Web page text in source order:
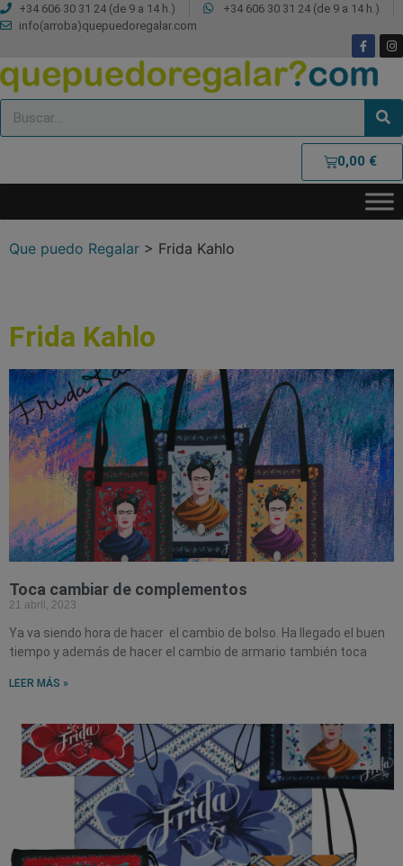
+34 606 30 31 24 (de 9 a 14 h.)
+34 606 30 31 24 (de 9 a 14 h.)
info(arroba)quepuedoregalar.com
0,00 €
Que puedo Regalar > Frida Kahlo
Frida Kahlo
Toca cambiar de complementos
21 abril, 2023
Ya va siendo hora de hacer el cambio de bolso. Ha llegado el buen
tiempo y además de hacer el cambio de armario también toca
LEER MÁS »